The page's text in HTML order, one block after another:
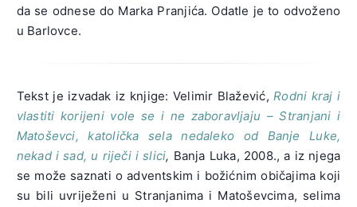
da se odnese do Marka Pranjića. Odatle je to odvoženo
u Barlovce.
Tekst je izvadak iz knjige: Velimir Blažević, Rodni kraj i
vlastiti korijeni vole se i ne zaboravljaju – Stranjani i
Matoševci, katolička sela nedaleko od Banje Luke,
nekad i sad, u riječi i slici, Banja Luka, 2008., a iz njega
se može saznati o adventskim i božićnim običajima koji
su bili uvriježeni u Stranjanima i Matoševcima, selima